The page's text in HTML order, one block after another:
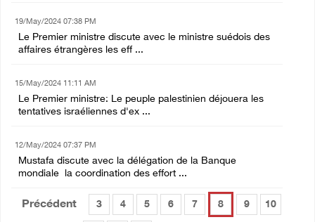
19/May/2024 07:38 PM
Le Premier ministre discute avec le ministre suédois des
affaires étrangères les eff ...
15/May/2024 11:11 AM
Le Premier ministre: Le peuple palestinien déjouera les
tentatives israéliennes d'ex ...
12/May/2024 07:37 PM
Mustafa discute avec la délégation de la Banque
mondiale la coordination des effort ...
Précédent 3 4 5 6 7 8 9 10